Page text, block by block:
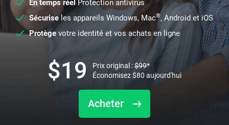
En temps réel Protection antivirus
Sécuriseles appareils Windows, Mac®, Android et iOS
Protège votre identité et vos achats en ligne
Acheter
$19 Prix original :$99*
Économisez$80 aujourd'hui